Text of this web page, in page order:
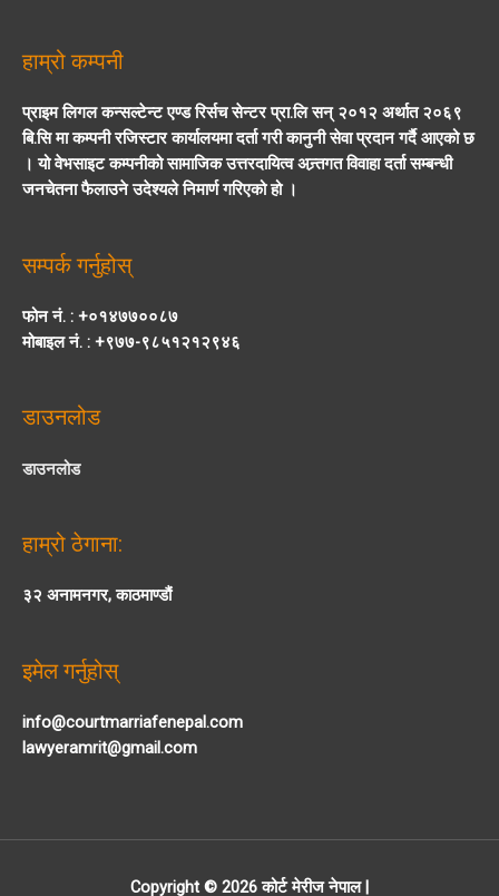
हाम्रो कम्पनी
प्राइम लिगल कन्सल्टेन्ट एण्ड रिर्सच सेन्टर प्रा.लि सन् २०१२ अर्थात २०६९
बि.सि मा कम्पनी रजिस्टार कार्यालयमा दर्ता गरी कानुनी सेवा प्रदान गर्दै आएको छ
। यो वेभसाइट कम्पनीको सामाजिक उत्तरदायित्व अन्र्तगत विवाहा दर्ता सम्बन्धी
जनचेतना फैलाउने उदेश्यले निमार्ण गरिएको हो ।
सम्पर्क गर्नुहोस्
फोन नं. : +०१४७७००८७
मोबाइल नं. : +९७७-९८५१२१२९४६
डाउनलोड
डाउनलोड
हाम्रो ठेगाना:
३२ अनामनगर, काठमाण्डौं
इमेल गर्नुहोस्
info@courtmarriafenepal.com
lawyeramrit@gmail.com
Copyright © 2026कोर्ट मेरीज नेपाल